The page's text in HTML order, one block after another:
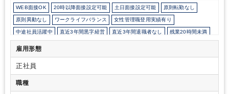
WEB面接OK 20時以降面接設定可能 土日面接設定可能 原則転勤なし
原則異動なし ワークライフバランス 女性管理職登用実績有り
中途社員活躍中 直近3年間黒字経営 直近3年間退職者なし 残業20時間未満
育児・託児支援制度 年間休日120日以上
雇用形態
正社員
職種